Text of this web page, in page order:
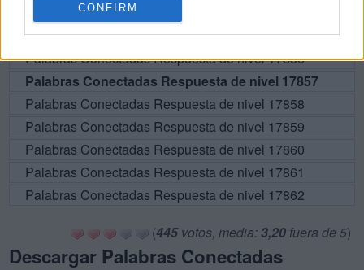
CONFIRM
Palabras Conectadas Respuesta de nivel 17854
Palabras Conectadas Respuesta de nivel 17855
Palabras Conectadas Respuesta de nivel 17856
Palabras Conectadas Respuesta de nivel 17857
Palabras Conectadas Respuesta de nivel 17858
Palabras Conectadas Respuesta de nivel 17859
Palabras Conectadas Respuesta de nivel 17860
Palabras Conectadas Respuesta de nivel 17861
Palabras Conectadas Respuesta de nivel 17862
(445votos, media: 3,20 fuera de 5)
Descargar Palabras Conectadas